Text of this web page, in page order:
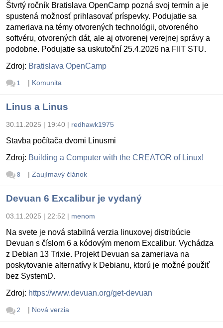
Štvrtý ročník Bratislava OpenCamp pozná svoj termín a je
spustená možnosť prihlasovať príspevky. Podujatie sa
zameriava na témy otvorených technológii, otvoreného
softvéru, otvorených dát, ale aj otvorenej verejnej správy a
podobne. Podujatie sa uskutoční 25.4.2026 na FIIT STU.
Zdroj: Bratislava OpenCamp
1 | Komunita
Linus a Linus
30.11.2025 | 19:40 | redhawk1975
Stavba počítača dvomi Linusmi
Zdroj: Building a Computer with the CREATOR of Linux!
8 | Zaujímavý článok
Devuan 6 Excalibur je vydaný
03.11.2025 | 22:52 | menom
Na svete je nová stabilná verzia linuxovej distribúcie
Devuan s číslom 6 a kódovým menom Excalibur. Vychádza
z Debian 13 Trixie. Projekt Devuan sa zameriava na
poskytovanie alternatívy k Debianu, ktorú je možné použiť
bez SystemD.
Zdroj: https://www.devuan.org/get-devuan
2 | Nová verzia